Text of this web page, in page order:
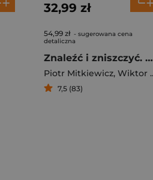
32,99 zł
54,99 zł - sugerowana cena
detaliczna
Znaleźć i zniszczyć. Rozmowa z polskim ochotnikiem walczącym na Ukrainie
Piotr Mitkiewicz, Wiktor Świetlik
7,5 (83)